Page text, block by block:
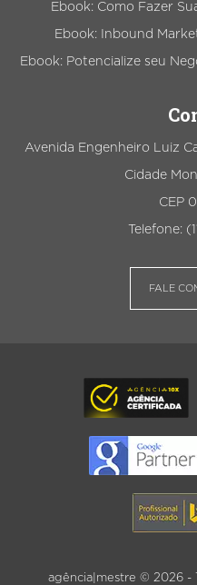
Ebook: Como Fazer
Ebook: Inbound
Ebook: Potencialize seu
Avenida Engenheiro Luiz
Cidade
CEP
Telefone:
FALE
agência|mestre © 2026 -